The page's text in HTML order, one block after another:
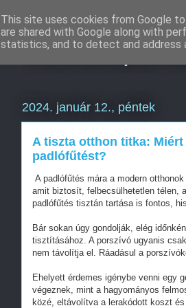
2024. január 12., péntek
A tiszta otthon titka:
padlófűtést?
A padlófűtés mára a modern
amit biztosít, felbecsülhetetlen télen,
padlófűtés tisztán tartása is fontos,
Bár sokan úgy gondolják, elég
tisztításához. A porszívó ugyanis
nem távolítja el. Ráadásul a
Ehelyett érdemes igénybe venni egy
végeznek, mint a hagyományos
közé, eltávolítva a lerakódott koszt
This site uses cookies from Google
are shared with Google along with
statistics, and to detect and address